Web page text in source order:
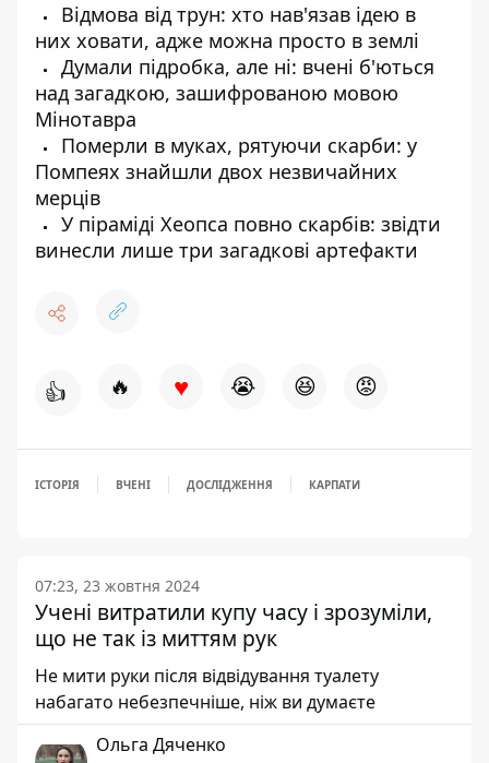
Відмова від трун: хто нав'язав ідею в
них ховати, адже можна просто в землі
Думали підробка, але ні: вчені б'ються
над загадкою, зашифрованою мовою
Мінотавра
Померли в муках, рятуючи скарби: у
Помпеях знайшли двох незвичайних
мерців
У піраміді Хеопса повно скарбів: звідти
винесли лише три загадкові артефакти
👍 🔥 ♥ 😭 😆 😡
ІСТОРІЯ ВЧЕНІ ДОСЛІДЖЕННЯ КАРПАТИ
07:23, 23 жовтня 2024
Учені витратили купу часу і зрозуміли,
що не так із миттям рук
Не мити руки після відвідування туалету
набагато небезпечніше, ніж ви думаєте
Ольга Дяченко